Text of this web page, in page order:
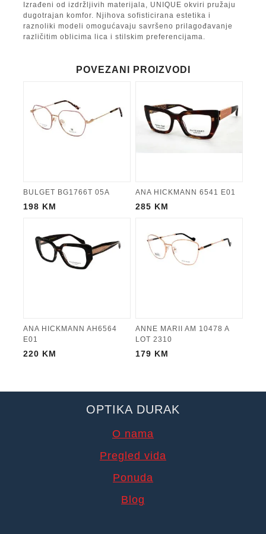
Izrađeni od izdržljivih materijala, UNIQUE okviri pružaju
dugotrajan komfor. Njihova sofisticirana estetika i
raznoliki modeli omogućavaju savršeno prilagođavanje
različitim oblicima lica i stilskim preferencijama.
POVEZANI PROIZVODI
BULGET BG1766T 05A
198 KM
ANA HICKMANN 6541 E01
285 KM
ANA HICKMANN AH6564
E01
220 KM
ANNE MARII AM 10478 A
LOT 2310
179 KM
OPTIKA DURAK
O nama
Pregled vida
Ponuda
Blog